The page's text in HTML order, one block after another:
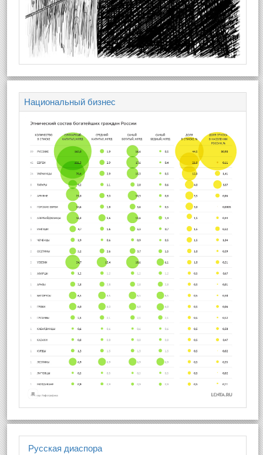
Национальный бизнес
Русская диаспора